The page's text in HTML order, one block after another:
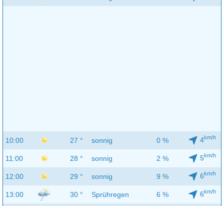
10:00 27 ° sonnig 0 % 4km/h
11:00 28 ° sonnig 2 % 5km/h
12:00 29 ° sonnig 9 % 6km/h
13:00 30 ° Sprühregen 6 % 6km/h